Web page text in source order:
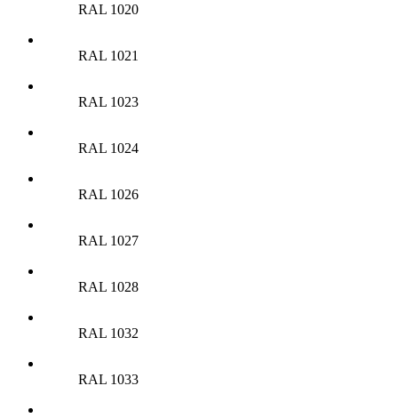
RAL 1020
RAL 1021
RAL 1023
RAL 1024
RAL 1026
RAL 1027
RAL 1028
RAL 1032
RAL 1033